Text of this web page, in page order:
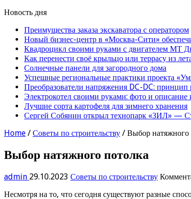
Новость дня
Преимущества заказа экскаватора с оператором
Новый бизнес-центр в «Москва-Сити»
Квадроцикл своими руками с двигателем МТ
Как перенести своё крыльцо или террасу из
Солнечные панели для загородного дома
Успешные региональные практики проекта
Преобразователи напряжения DC-DC:
Электрокотел своими руками: фото и описание
Лучшие сорта картофеля для зимнего хранения
Сергей Собянин открыл технопарк «ЗИЛ» —
Home / Советы по строительству / Выбор натяжного
Выбор натяжного потолка
admin 29.10.2023 Советы по строительству
Несмотря на то, что сегодня существуют разные